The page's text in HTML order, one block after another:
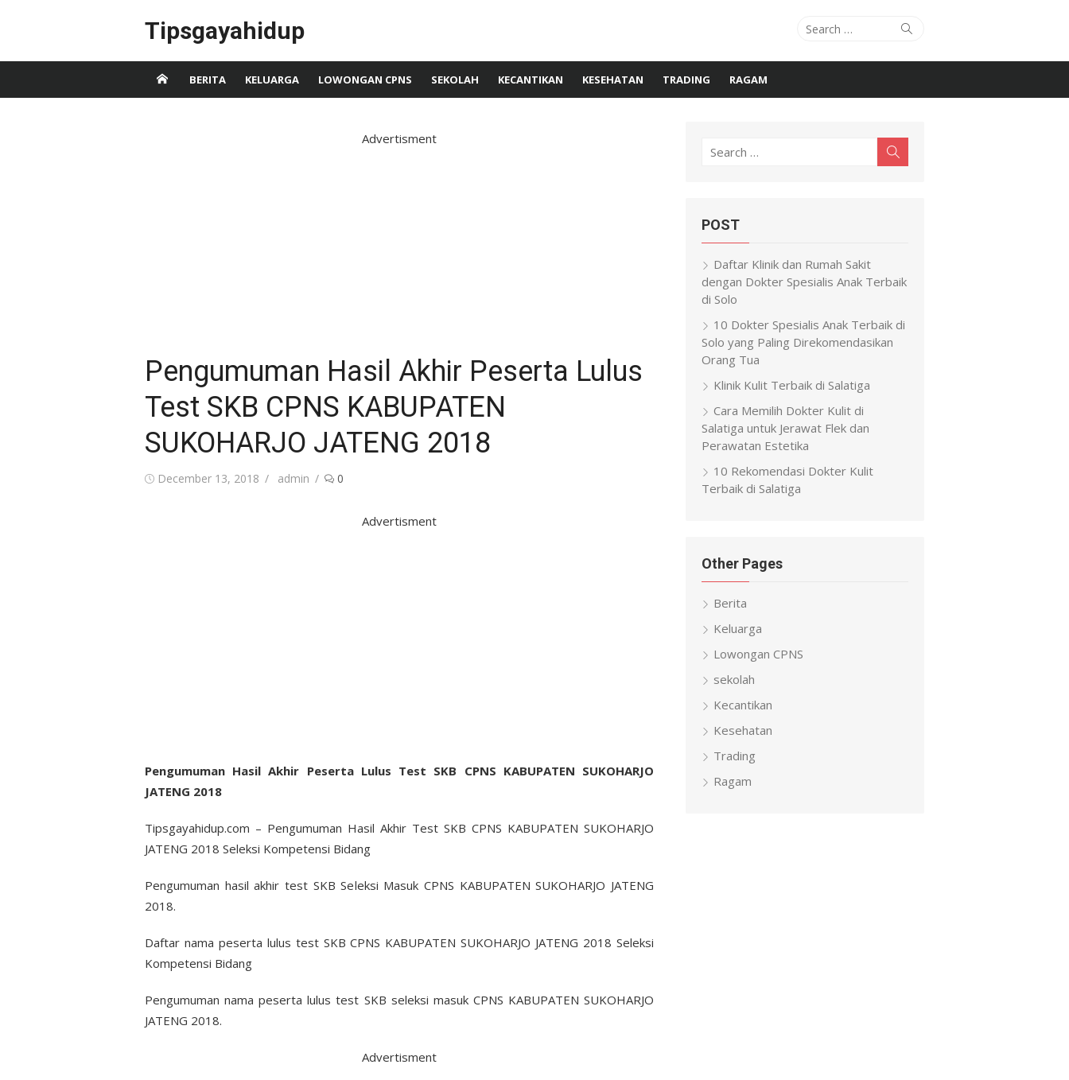
Tipsgayahidup
Search
Search
BERITA KELUARGA LOWONGAN CPNS SEKOLAH KECANTIKAN KESEHATAN TRADING RAGAM
Advertisment
Pengumuman Hasil Akhir Peserta Lulus
Test SKB CPNS KABUPATEN
SUKOHARJO JATENG 2018
Posted
December 13, 2018 Author
admin 0
Advertisment
Pengumuman Hasil Akhir Peserta Lulus Test SKB CPNS KABUPATEN SUKOHARJO
JATENG 2018
Tipsgayahidup.com – Pengumuman Hasil Akhir Test SKB CPNS KABUPATEN SUKOHARJO
JATENG 2018 Seleksi Kompetensi Bidang
Pengumuman hasil akhir test SKB Seleksi Masuk CPNS KABUPATEN SUKOHARJO JATENG
2018.
Daftar nama peserta lulus test SKB CPNS KABUPATEN SUKOHARJO JATENG 2018 Seleksi
Kompetensi Bidang
Pengumuman nama peserta lulus test SKB seleksi masuk CPNS KABUPATEN SUKOHARJO
JATENG 2018.
Advertisment
Search
POST
Daftar Klinik dan Rumah Sakit
dengan Dokter Spesialis Anak Terbaik
di Solo
10 Dokter Spesialis Anak Terbaik di
Solo yang Paling Direkomendasikan
Orang Tua
Klinik Kulit Terbaik di Salatiga
Cara Memilih Dokter Kulit di
Salatiga untuk Jerawat Flek dan
Perawatan Estetika
10 Rekomendasi Dokter Kulit
Terbaik di Salatiga
Other Pages
Berita
Keluarga
Lowongan CPNS
sekolah
Kecantikan
Kesehatan
Trading
Ragam